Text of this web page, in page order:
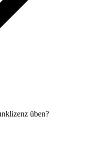
üben?